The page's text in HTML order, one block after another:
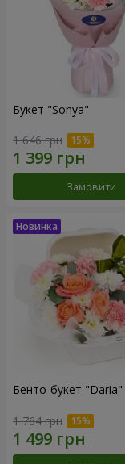
Букет "Sonya"
1 646 грн
Замовити
Бенто-букет "Daria"
1 764 грн